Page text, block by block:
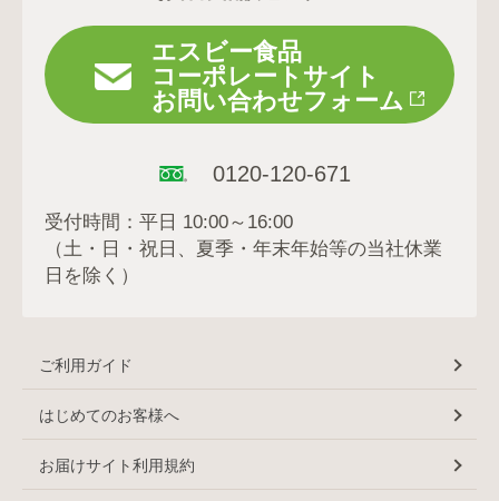
エスビー食品
コーポレートサイト
お問い合わせフォーム
0120-120-671
受付時間：平日 10:00～16:00
（土・日・祝日、夏季・年末年始等の当社休業
日を除く）
ご利用ガイド
はじめてのお客様へ
お届けサイト利用規約